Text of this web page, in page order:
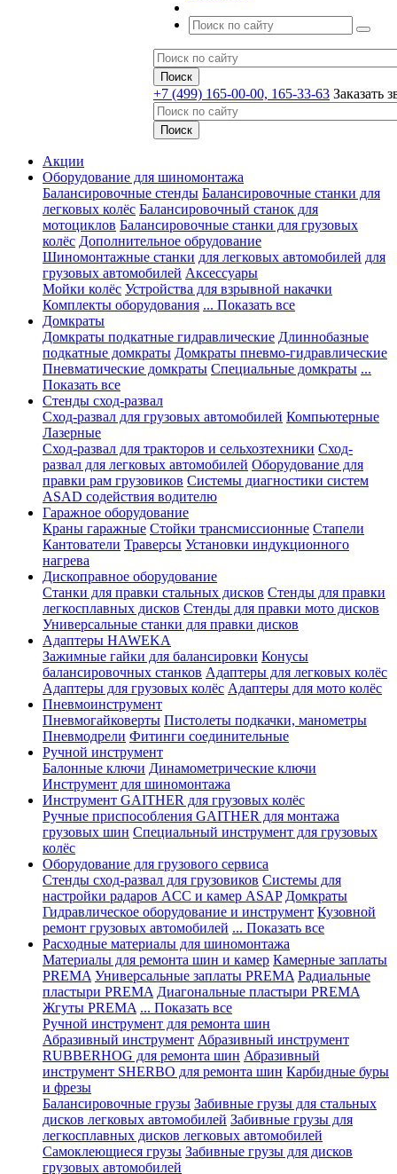
+7 (499) 165-00-00, 165-33-63 Заказать
Акции
Оборудование для шиномонтажа
Балансировочные стенды Балансировочные станки для
легковых колёс Балансировочный станок для
мотоциклов Балансировочные станки для грузовых
колёс Дополнительное обрудование
Шиномонтажные станки для легковых автомобилей для
грузовых автомобилей Аксессуары
Мойки колёс Устройства для взрывной накачки
Комплекты оборудования ... Показать все
Домкраты
Домкраты подкатные гидравлические Длиннобазные
подкатные домкраты Домкраты пневмо-гидравлические
Пневматические домкраты Специальные домкраты ...
Показать все
Стенды сход-развал
Сход-развал для грузовых автомобилей Компьютерные
Лазерные
Сход-развал для тракторов и сельхозтехники Сход-
развал для легковых автомобилей Оборудование для
правки рам грузовиков Системы диагностики систем
ASAD содействия водителю
Гаражное оборудование
Краны гаражные Стойки трансмиссионные Стапели
Кантователи Траверсы Установки индукционного
нагрева
Дископравное оборудование
Станки для правки стальных дисков Стенды для правки
легкосплавных дисков Стенды для правки мото дисков
Универсальные станки для правки дисков
Адаптеры HAWEKA
Зажимные гайки для балансировки Конусы
балансировочных станков Адаптеры для легковых колёс
Адаптеры для грузовых колёс Адаптеры для мото колёс
Пневмоинструмент
Пневмогайковерты Пистолеты подкачки, манометры
Пневмодрели Фитинги соединительные
Ручной инструмент
Балонные ключи Динамометрические ключи
Инструмент для шиномонтажа
Инструмент GAITHER для грузовых колёс
Ручные приспособления GAITHER для монтажа
грузовых шин Специальный инструмент для грузовых
колёс
Оборудование для грузового сервиса
Стенды сход-развал для грузовиков Системы для
настройки радаров ACC и камер ASAP Домкраты
Гидравлическое оборудование и инструмент Кузовной
ремонт грузовых автомобилей ... Показать все
Расходные материалы для шиномонтажа
Материалы для ремонта шин и камер Камерные заплаты
PREMA Универсальные заплаты PREMA Радиальные
пластыри PREMA Диагональные пластыри PREMA
Жгуты PREMA ... Показать все
Ручной инструмент для ремонта шин
Абразивный инструмент Абразивный инструмент
RUBBERHOG для ремонта шин Абразивный
инструмент SHERBO для ремонта шин Карбидные буры
и фрезы
Балансировочные грузы Забивные грузы для стальных
дисков легковых автомобилей Забивные грузы для
легкосплавных дисков легковых автомобилей
Самоклеющиеся грузы Забивные грузы для дисков
грузовых автомобилей